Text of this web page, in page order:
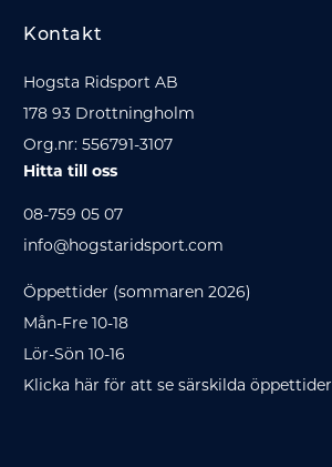
Kontakt
Hogsta Ridsport AB
178 93 Drottningholm
Org.nr: 556791-3107
Hitta till oss
08-759 05 07
info@hogstaridsport.com
Öppettider (sommaren 2026)
Mån-Fre 10-18
Lör-Sön 10-16
Klicka här för att se särskilda öppettider